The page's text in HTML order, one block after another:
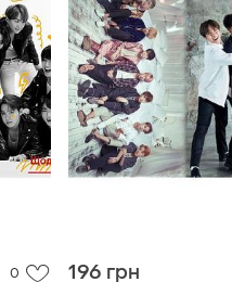
0 196 грн